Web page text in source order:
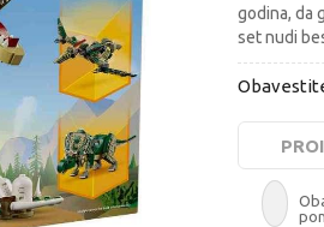
godina, da
set nudi